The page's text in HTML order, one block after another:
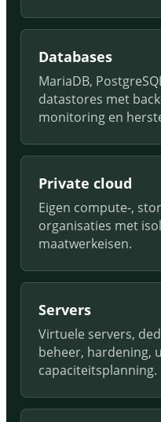
Databases
MariaDB,
datastores met
monitoring en
Private cloud
Eigen compute-,
organisaties met
maatwerkeisen.
Servers
Virtuele servers,
beheer, hardening,
capaciteitsplanning.